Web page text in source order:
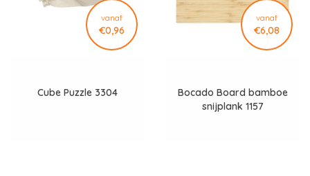
vanaf
€0,96
Cube Puzzle 3304
vanaf
€6,08
Bocado Board bamboe
snijplank 1157